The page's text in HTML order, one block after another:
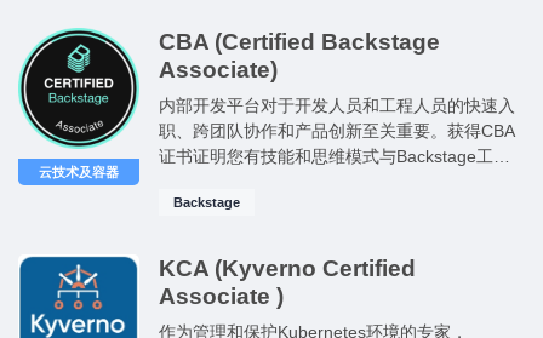
云技术及容器
CBA (Certified Backstage
Associate)
内部开发平台对于开发人员和工程人员的快速入
职、跨团队协作和产品创新至关重要。获得CBA
证书证明您有技能和思维模式与Backstage工
织。
Backstage
KCA (Kyverno Certified
Associate )
作为管理和保护Kubernetes环境的专家，